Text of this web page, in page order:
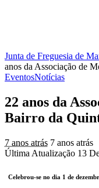
Junta de Freguesia de
anos da Associação de
EventosNotícias
22 anos da
Bairro da
7 anos atrás 7 anos atrás
Última Atualização 13
Celebrou-se no dia 1 de